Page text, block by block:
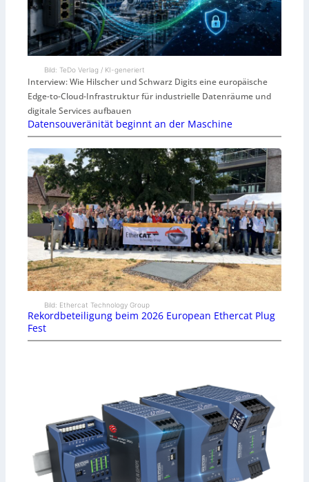
Bild: TeDo Verlag / KI-generiert
Interview: Wie Hilscher und Schwarz Digits eine europäische
Edge-to-Cloud-Infrastruktur für industrielle Datenräume und
digitale Services aufbauen
Datensouveränität beginnt an der Maschine
Bild: Ethercat Technology Group
Rekordbeteiligung beim 2026 European Ethercat Plug
Fest